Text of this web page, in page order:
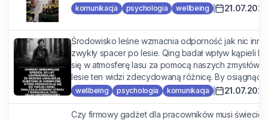
komunikacja psychologia wellbeing
Środowisko leśne wzmacnia odporność jak nic
zwykły spacer po lesie. Qing badał wpływ kąpieli
się w atmosferę lasu za pomocą naszych zmysłów.
lesie ten widzi zdecydowaną różnicę. By osiągnąć
wellbeing psychologia komunikacja
Czy firmowy gadżet dla pracowników musi świecić